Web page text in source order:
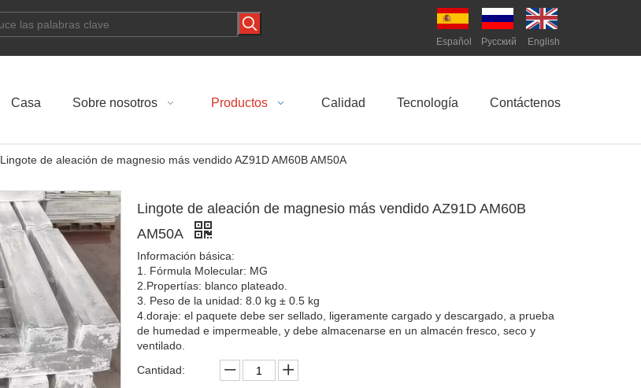
Español Pусский English
Casa Sobre nosotros Productos Calidad Tecnología Contáctenos
Lingote de aleación de magnesio más vendido AZ91D AM60B AM50A
Lingote de aleación de magnesio más vendido AZ91D AM60B
AM50A
Información básica:
1. Fórmula Molecular: MG
2.Propertías: blanco plateado.
3. Peso de la unidad: 8.0 kg ± 0.5 kg
4.doraje: el paquete debe ser sellado, ligeramente cargado y descargado, a prueba
de humedad e impermeable, y debe almacenarse en un almacén fresco, seco y
ventilado.
Cantidad: